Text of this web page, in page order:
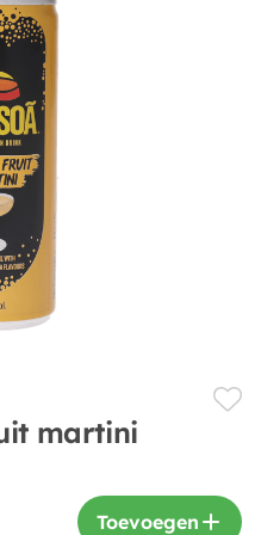
martini
Toevoegen